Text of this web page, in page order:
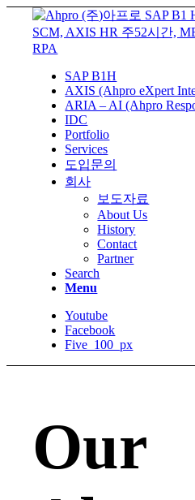
SAP B1H
AXIS (Ahpro eXpert
ARIA – AI (Ahpro
IDC
Portfolio
Services
도입문의
회사
보도자료
About Us
History
Contact
Partner
Search
Menu
Youtube
Facebook
Five_100_px
Our